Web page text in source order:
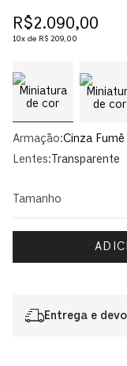
R$2.090,00
10x de R$ 209,00
Armação:Cinza Fumê
Lentes:Transparente
Tamanho
Entrega e